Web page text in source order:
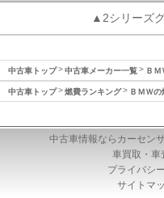
▲2シリーズ
中古車トップ 中古車メーカー一覧 Ｂ
中古車トップ 燃費ランキング ＢＭＷ
中古車情報ならカーセン
車買取・車
プライバシ
サイトマ